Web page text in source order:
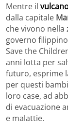
Mentre il
dalla capitale
che vivono
governo
Save the
anni lotta per
futuro, esprime
per questi
loro case, ad
di evacuazione
e malattie.